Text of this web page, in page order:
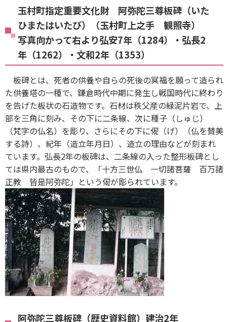
玉村町指定重要文化財 阿弥陀三尊板碑（いた
ひまたはいたび）（玉村町上之手 観照寺）
写真向かって右より弘安7年（1284）・弘長2
年（1262）・文和2年（1353）
板碑とは、死者の供養や自らの死後の冥福を願って造られ
た供養塔の一種で、鎌倉時代中期に発生し戦国時代に終わり
を告げた板状の石造物です。石材は秩父産の緑泥片岩で、上
部を三角に刻み、その下に二条線、次に種子（しゅじ）
（梵字の仏名）を彫り、さらにその下に偈（げ）（仏を賛美
する詩）、紀年（造立年月日）、造立の理由などが刻まれ
ています。弘長2年の板碑は、二条線の入った整形板碑とし
ては県内最古のもので、「十方三世仏 一切諸菩薩 百万諸
正教 皆是阿弥陀」という偈が彫られています。
阿弥陀三尊板碑（歴史資料館）建治2年